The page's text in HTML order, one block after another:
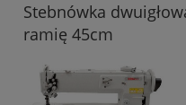
Stebnówka
ramię 45cm